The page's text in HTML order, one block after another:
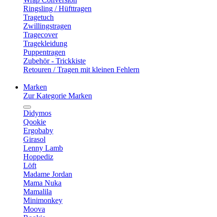
Ringsling / Hüfttragen
Tragetuch
Zwillingstragen
Tragecover
Tragekleidung
Puppentragen
Zubehör - Trickkiste
Retouren / Tragen mit kleinen Fehlern
Marken
Zur Kategorie Marken
Didymos
Qookie
Ergobaby
Girasol
Lenny Lamb
Hoppediz
Löft
Madame Jordan
Mama Nuka
Mamalila
Minimonkey
Moova